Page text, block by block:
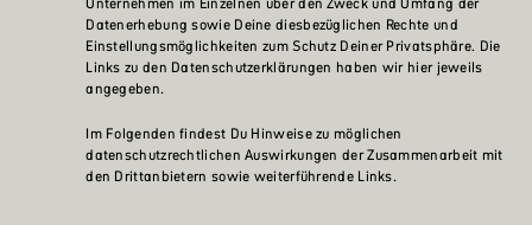
Datenerhebung sowie Deine diesbezüglichen Rechte und
Einstellungsmöglichkeiten zum Schutz Deiner Privatsphäre. Die
Links zu den Datenschutzerklärungen haben wir hier jeweils
angegeben.
Im Folgenden findest Du Hinweise zu möglichen
datenschutzrechtlichen Auswirkungen der Zusammenarbeit mit
den Drittanbietern sowie weiterführende Links.